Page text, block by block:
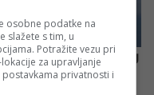
osobne podatke na
slažete s tim, u
Potražite vezu pri
za upravljanje
privatnosti i